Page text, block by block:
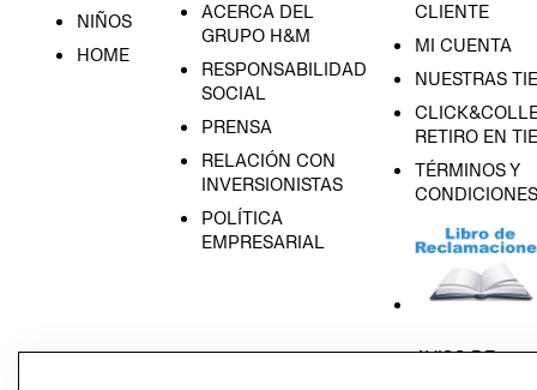
NIÑOS
HOME
ACERCA DEL
GRUPO H&M
RESPONSABILIDAD
SOCIAL
PRENSA
RELACIÓN CON
INVERSIONISTAS
POLÍTICA
EMPRESARIAL
CLIENTE
MI CUENTA
NUESTRAS
RETIRO EN
TÉRMINOS Y
CONDICIONES
AVISO DE